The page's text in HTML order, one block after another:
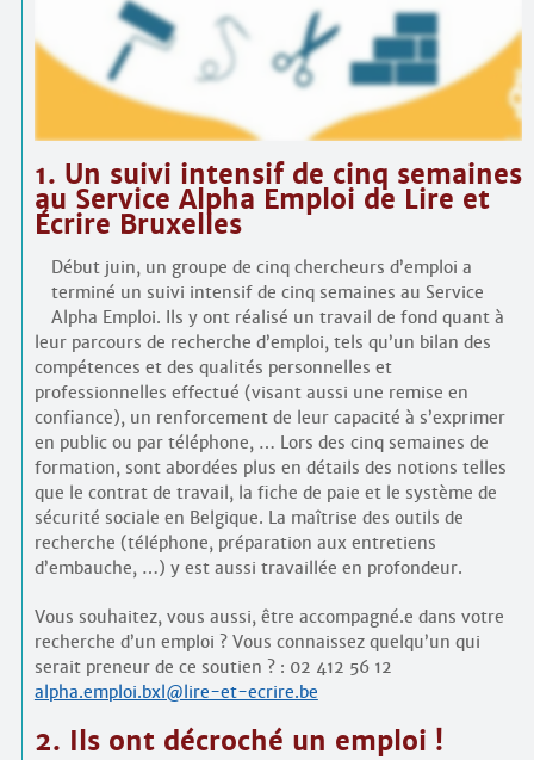
Comprendre et parler
Bienvenue en Belgique
Trouver un lieu d’alphabétisation
1. Un suivi intensif de cinq semaines
au Service Alpha Emploi de Lire et
Écrire Bruxelles
Début juin, un groupe de cinq chercheurs d’emploi a
terminé un suivi intensif de cinq semaines au Service
Alpha Emploi. Ils y ont réalisé un travail de fond quant à
leur parcours de recherche d’emploi, tels qu’un bilan des
compétences et des qualités personnelles et
professionnelles effectué (visant aussi une remise en
confiance), un renforcement de leur capacité à s’exprimer
en public ou par téléphone, … Lors des cinq semaines de
formation, sont abordées plus en détails des notions telles
que le contrat de travail, la fiche de paie et le système de
sécurité sociale en Belgique. La maîtrise des outils de
recherche (téléphone, préparation aux entretiens
d’embauche, …) y est aussi travaillée en profondeur.
Vous souhaitez, vous aussi, être accompagné.e dans votre
recherche d’un emploi ? Vous connaissez quelqu’un qui
serait preneur de ce soutien ? : 02 412 56 12
alpha.emploi.bxl@lire-et-ecrire.be
2. Ils ont décroché un emploi !